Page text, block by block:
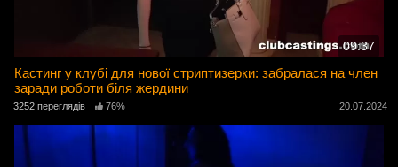
09:37
Кастинг у клубі для нової стриптизерки: забралася на член
заради роботи біля жердини
3252 переглядів 76% 20.07.2024